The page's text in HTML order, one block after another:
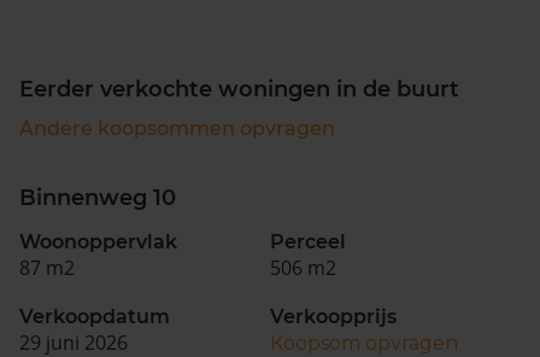
Eerder verkochte woningen in de buurt
Andere koopsommen opvragen
Binnenweg 10
Woonoppervlak
87 m2
Perceel
506 m2
Verkoopdatum
29 juni 2026
Verkoopprijs
Koopsom opvragen